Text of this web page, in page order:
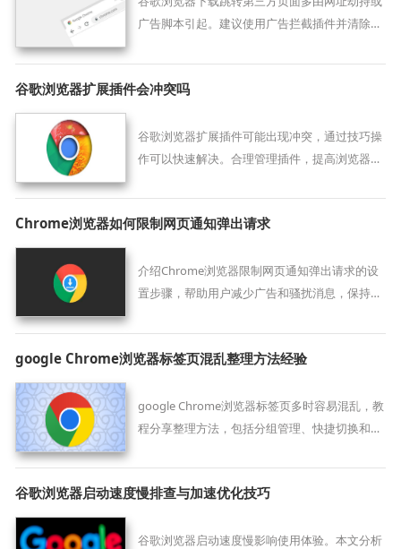
广告脚本引起。建议使用广告拦截插件并清除D
谷歌浏览器扩展插件会冲突吗
谷歌浏览器扩展插件可能出现冲突，通过技巧操
作可以快速解决。合理管理插件，提高浏览器运
Chrome浏览器如何限制网页通知弹出请求
介绍Chrome浏览器限制网页通知弹出请求的设
置步骤，帮助用户减少广告和骚扰消息，保持浏
google Chrome浏览器标签页混乱整理方法经验
google Chrome浏览器标签页多时容易混乱，教
程分享整理方法，包括分组管理、快捷切换和标
谷歌浏览器启动速度慢排查与加速优化技巧
谷歌浏览器启动速度慢影响使用体验。本文分析